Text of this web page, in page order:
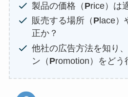
製品の価格（ Price）は
販売する場所（ Place）
正か？
他社の広告方法を知り
ン（ Promotion）をどう